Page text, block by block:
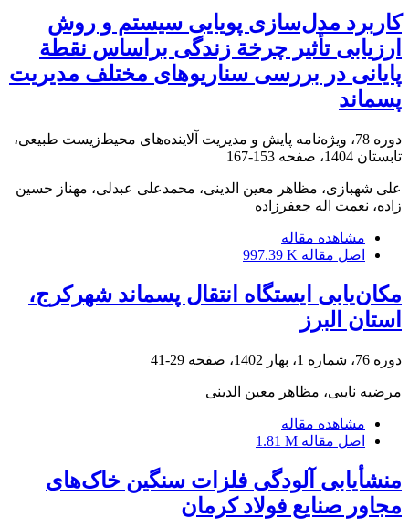
کاربرد مدل‌سازی پویایی سیستم و روش
ارزیابی تأثیر چرخة زندگی براساس نقطة
پایانی در بررسی سناریوهای مختلف مدیریت
پسماند
دوره 78، ویژه‌نامه پایش و مدیریت آلاینده‌های محیط‌زیست طبیعی،
تابستان 1404، صفحه
153-167
علی شهبازی، مظاهر معین الدینی، محمدعلی عبدلی، مهناز حسین
زاده، نعمت اله جعفرزاده
مشاهده مقاله
اصل مقاله 997.39 K
مکان‌یابی ایستگاه انتقال پسماند شهرکرج،
استان البرز
دوره 76، شماره 1، بهار 1402، صفحه 29-41
مرضیه نایبی، مظاهر معین الدینی
مشاهده مقاله
اصل مقاله 1.81 M
منشأیابی آلودگی فلزات سنگین خاک‌های
مجاور صنایع فولاد کرمان